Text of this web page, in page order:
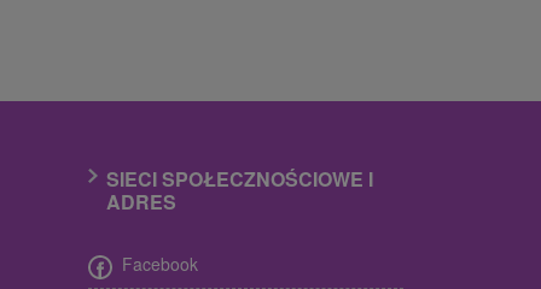
SIECI SPOŁECZNOŚCIOWE I
ADRES
Facebook